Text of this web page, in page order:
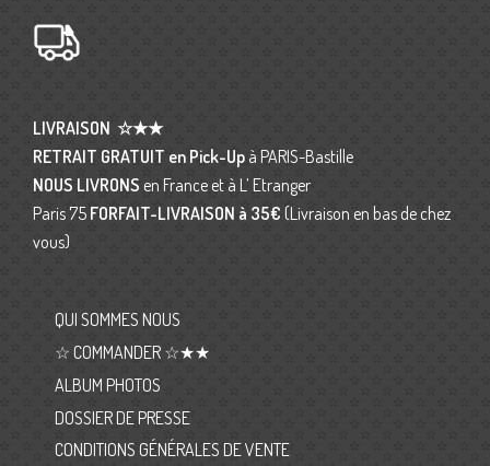
LIVRAISON ☆★★
RETRAIT GRATUIT en Pick-Up à PARIS-Bastille
NOUS LIVRONS en France et à L’ Etranger
Paris 75 FORFAIT-LIVRAISON à 35€ (Livraison en bas de chez
vous)
QUI SOMMES NOUS
☆ COMMANDER ☆★★
ALBUM PHOTOS
DOSSIER DE PRESSE
CONDITIONS GÉNÉRALES DE VENTE